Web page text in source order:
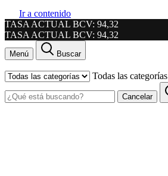
Ir a contenido
TASA ACTUAL BCV: 94,32
TASA ACTUAL BCV: 94,32
Menú Buscar
Todas las categorías
Cancelar